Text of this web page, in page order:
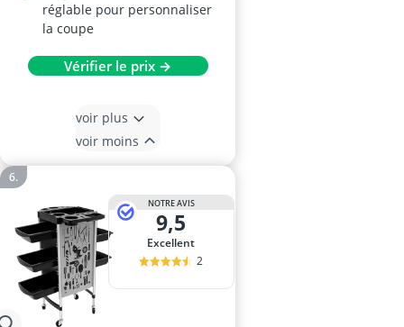
réglable pour personnaliser
la coupe
Vérifier le prix →
voir plus
voir moins
NOTRE AVIS
9,5
Excellent
2